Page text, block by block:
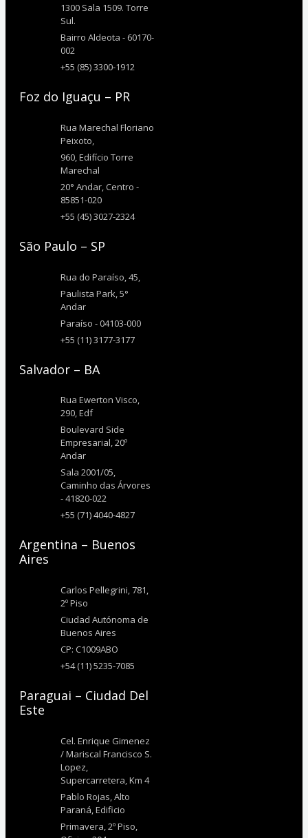
1300 Sala 1509. Torre
Sul.
Bairro Aldeota - 60170-
002
+55 (85) 3300-1912
Foz do Iguaçu – PR
Rua Marechal Floriano
Peixoto,
960, Edifício Torre
Marechal
20° Andar, Centro -
85851-020
+55 (45) 3027-2324
São Paulo – SP
Rua do Paraíso, 45,
Paulista Park, 5°
Andar
Paraíso - 04103-000
+55 (11) 3177-3177
Salvador – BA
Rua Ewerton Visco,
290, Edf
Boulevard Side
Empresarial, 20º
Andar
Sala 2001/05,
Caminho das Árvores
- 41820-022
+55 (71) 4040-4827
Argentina – Buenos
Aires
Carlos Pellegrini, 781,
2º Piso
Ciudad Autónoma de
Buenos Aires
CP: C1009ABO
+54 (11) 5235-7085
Paraguai – Ciudad Del
Este
Cel. Enrique Gimenez
/ Mariscal Francisco S.
Lopez,
Supercarretera, Km 4
Pablo Rojas, Alto
Paraná, Edificio
Primavera, 2º Piso,